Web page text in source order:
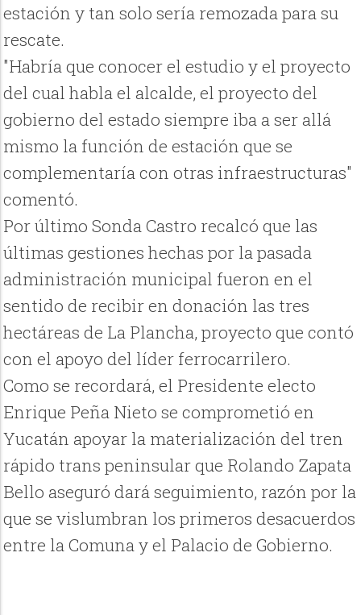
estación y tan solo sería remozada para su
rescate.
"Habría que conocer el estudio y el proyecto
del cual habla el alcalde, el proyecto del
gobierno del estado siempre iba a ser allá
mismo la función de estación que se
complementaría con otras infraestructuras"
comentó.
Por último Sonda Castro recalcó que las
últimas gestiones hechas por la pasada
administración municipal fueron en el
sentido de recibir en donación las tres
hectáreas de La Plancha, proyecto que contó
con el apoyo del líder ferrocarrilero.
Como se recordará, el Presidente electo
Enrique Peña Nieto se comprometió en
Yucatán apoyar la materialización del tren
rápido trans peninsular que Rolando Zapata
Bello aseguró dará seguimiento, razón por la
que se vislumbran los primeros desacuerdos
entre la Comuna y el Palacio de Gobierno.